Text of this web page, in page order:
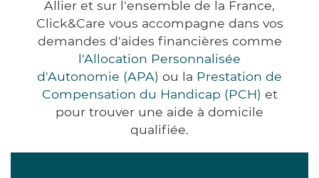
Allier et sur l'ensemble de la France,
Click&Care vous accompagne dans vos
demandes d'aides financières comme
l'Allocation Personnalisée
d'Autonomie (APA) ou la Prestation de
Compensation du Handicap (PCH) et
pour trouver une aide à domicile
qualifiée.